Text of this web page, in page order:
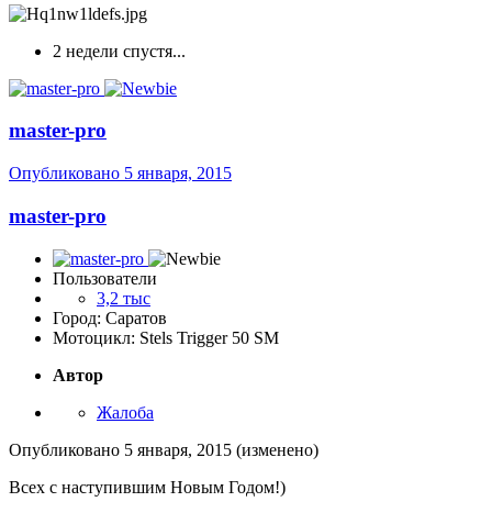
2 недели спустя...
master-pro
Опубликовано 5 января, 2015
master-pro
Пользователи
3,2 тыс
Город: Саратов
Мотоцикл: Stels Trigger 50 SM
Автор
Жалоба
Опубликовано 5 января, 2015 (изменено)
Всех с наступившим Новым Годом!)